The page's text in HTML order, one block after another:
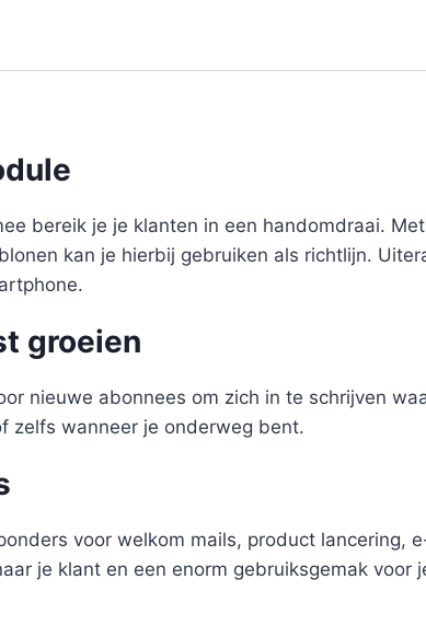
bereik je je klanten in een handomdraai.
kan je hierbij gebruiken als richtlijn.
groeien
nieuwe abonnees om zich in te schrijven
zelfs wanneer je onderweg bent.
voor welkom mails, product
je klant en een enorm gebruiksgemak voor